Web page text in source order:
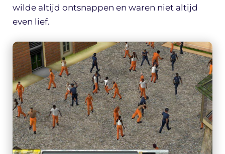
wilde altijd ontsnappen en waren niet altijd
even lief.